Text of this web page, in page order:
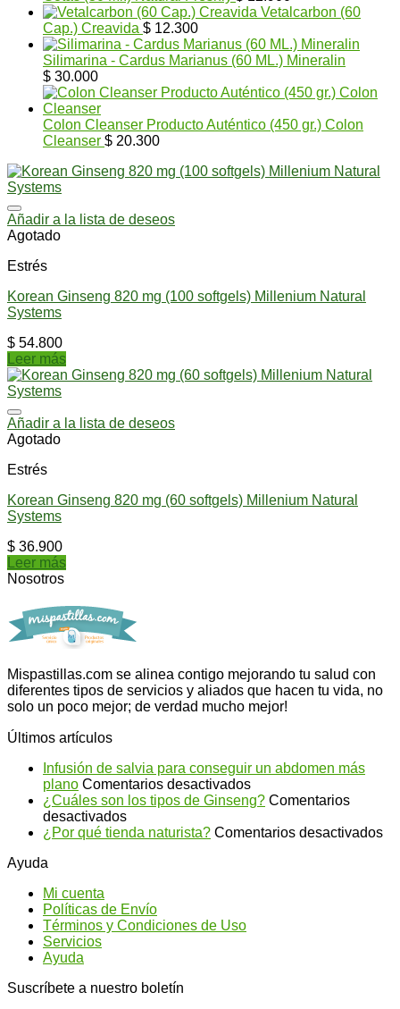
Vetalcarbon (60
Cap.) Creavida $ 12.300
Silimarina - Cardus Marianus (60 ML.) Mineralin
$ 30.000
Colon Cleanser Producto Auténtico (450 gr.) Colon
Cleanser $ 20.300
Añadir a la lista de deseos
Agotado
Estrés
Korean Ginseng 820 mg (100 softgels) Millenium Natural
Systems
$ 54.800
Leer más
Añadir a la lista de deseos
Agotado
Estrés
Korean Ginseng 820 mg (60 softgels) Millenium Natural
Systems
$ 36.900
Leer más
Nosotros
Mispastillas.com se alinea contigo mejorando tu salud con
diferentes tipos de servicios y aliados que hacen tu vida, no
solo un poco mejor; de verdad mucho mejor!
Últimos artículos
Infusión de salvia para conseguir un abdomen más
plano Comentarios desactivadosen
Infusión
salvia
¿Cuáles son los tipos de Ginseng? Comentarios
desactivadosen
¿Cuáles
Ginseng?
¿Por qué tienda naturista? Comentarios desactivadosen
Ayuda
Mi cuenta
Políticas de Envío
Términos y Condiciones de Uso
Servicios
Ayuda
Suscríbete a nuestro boletín